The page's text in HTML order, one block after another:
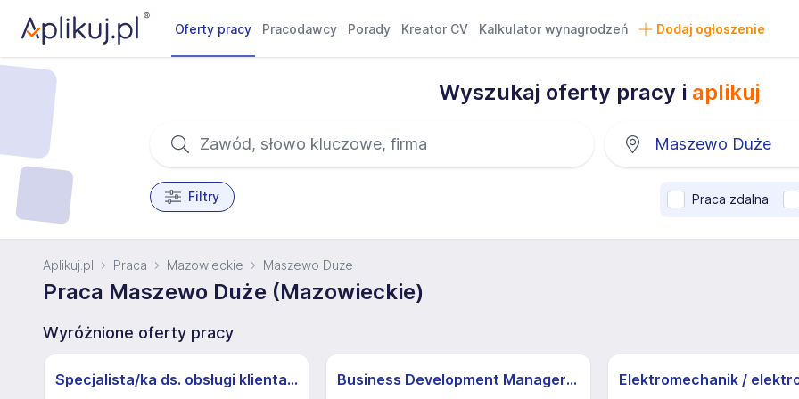
Oferty pracy Pracodawcy Porady Kreator CV Kalkulator wynagrodzeń Dodaj ogłoszenie
Wyszukaj oferty pracy i aplikuj
Filtry Praca zdalna
Aplikuj.pl Praca Mazowieckie Maszewo Duże
Praca Maszewo Duże (Mazowieckie)
Wyróżnione oferty pracy
Specjalista/ka ds. obsługi klienta z j.niemieckim Business Development Manager B2B / Handlowiec B2B